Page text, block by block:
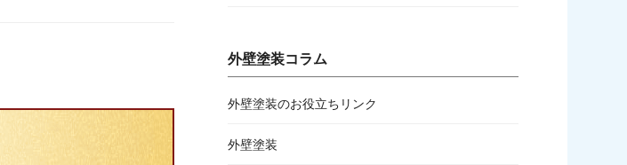
外壁塗装コラム
外壁塗装のお役立ちリンク
外壁塗装